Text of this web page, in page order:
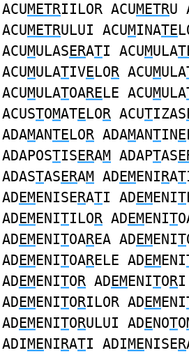
ACUMETRIILOR ACUMETRU
ACUMETRULUI ACUMINATE
ACUMULASERATI ACUMULA
ACUMULATIVELOR ACUMULA
ACUMULATOARELE ACUMULA
ACUSTOMATELOR ACUTIZAS
ADAMANTELOR ADAMANTINE
ADAPOSTISERAM ADAPTAS
ADASTASERAM ADEMENIRAT
ADEMENISERATI ADEMENIT
ADEMENITILOR ADEMENIT
ADEMENITOAREA ADEMENIT
ADEMENITOARELE ADEMENI
ADEMENITOR ADEMENITORI
ADEMENITORILOR ADEMENI
ADEMENITORULUI ADENOTO
ADIMENIRATI ADIMENISER